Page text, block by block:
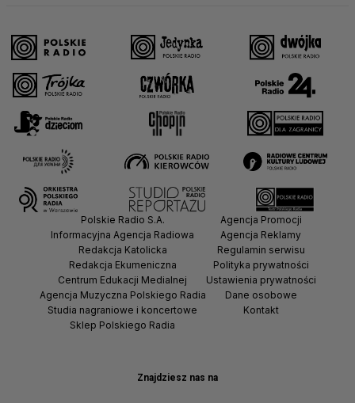
Znajdziesz nas na
Polskie Radio S.A.
Informacyjna Agencja Radiowa
Redakcja Katolicka
Redakcja Ekumeniczna
Centrum Edukacji Medialnej
Agencja Muzyczna Polskiego Radia
Studia nagraniowe i koncertowe
Sklep Polskiego Radia
Agencja Promocji
Agencja Reklamy
Regulamin serwisu
Polityka prywatności
Ustawienia prywatności
Dane osobowe
Kontakt